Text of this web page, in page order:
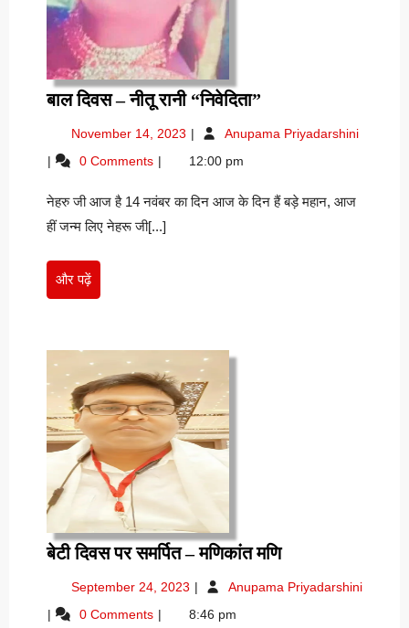
बाल दिवस – नीतू रानी “निवेदिता”
–
“निवेदिता”
November 14, 2023 November
2023
Anupama Priyadarshiniबाल
0 Comments 12:00 pm
नेहरु जी आज है 14 नवंबर का दिन आज के दिन हैं बड़े महान, आज
हीं जन्म लिए नेहरू जी[...]
और पढ़ेंऔर
पढ़ें
बेटी दिवस पर समर्पित – मणिकांत मणिबेटी
पर
September 24, 2023 September
2023
Anupama Priyadarshini
बेटी
0 Comments 8:46 pm